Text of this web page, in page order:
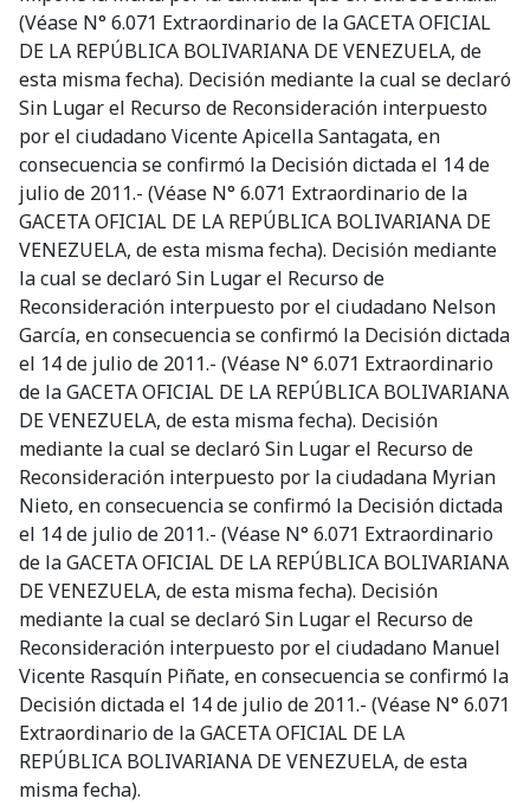
(Véase N° 6.071 Extraordinario de la GACETA OFICIAL
DE LA REPÚBLICA BOLIVARIANA DE VENEZUELA, de
esta misma fecha). Decisión mediante la cual se declaró
Sin Lugar el Recurso de Reconsideración interpuesto
por el ciudadano Vicente Apicella Santagata, en
consecuencia se confirmó la Decisión dictada el 14 de
julio de 2011.- (Véase N° 6.071 Extraordinario de la
GACETA OFICIAL DE LA REPÚBLICA BOLIVARIANA DE
VENEZUELA, de esta misma fecha). Decisión mediante
la cual se declaró Sin Lugar el Recurso de
Reconsideración interpuesto por el ciudadano Nelson
García, en consecuencia se confirmó la Decisión dictada
el 14 de julio de 2011.- (Véase N° 6.071 Extraordinario
de la GACETA OFICIAL DE LA REPÚBLICA BOLIVARIANA
DE VENEZUELA, de esta misma fecha). Decisión
mediante la cual se declaró Sin Lugar el Recurso de
Reconsideración interpuesto por la ciudadana Myrian
Nieto, en consecuencia se confirmó la Decisión dictada
el 14 de julio de 2011.- (Véase N° 6.071 Extraordinario
de la GACETA OFICIAL DE LA REPÚBLICA BOLIVARIANA
DE VENEZUELA, de esta misma fecha). Decisión
mediante la cual se declaró Sin Lugar el Recurso de
Reconsideración interpuesto por el ciudadano Manuel
Vicente Rasquín Piñate, en consecuencia se confirmó la
Decisión dictada el 14 de julio de 2011.- (Véase N° 6.071
Extraordinario de la GACETA OFICIAL DE LA
REPÚBLICA BOLIVARIANA DE VENEZUELA, de esta
misma fecha).